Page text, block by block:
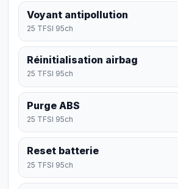
Voyant antipollution
25 TFSI 95ch
Réinitialisation airbag
25 TFSI 95ch
Purge ABS
25 TFSI 95ch
Reset batterie
25 TFSI 95ch